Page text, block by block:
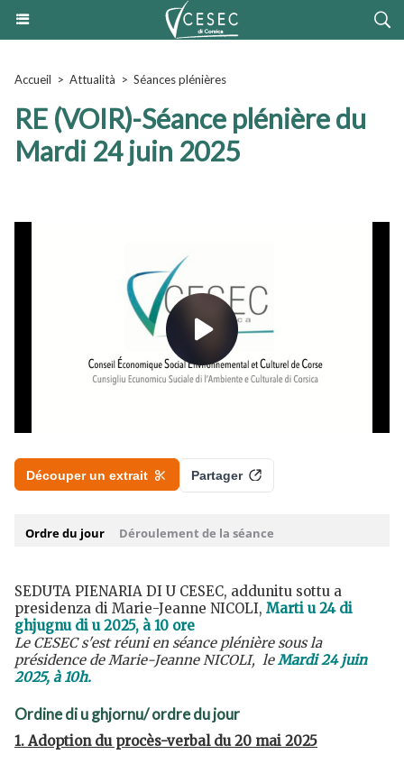
Accueil > Attualità > Séances plénières
RE (VOIR)-Séance plénière du
Mardi 24 juin 2025
SEDUTA PIENARIA DI U CESEC, addunitu sottu a
presidenza di Marie-Jeanne NICOLI, Marti u 24 di
ghjugnu di u 2025, à 10 ore
Le CESEC s'est réuni en séance plénière sous la
présidence de Marie-Jeanne NICOLI, leMardi 24 juin
2025, à 10h.
Ordine di u ghjornu/ ordre du jour
Adoption du procès-verbal du 20 mai 2025